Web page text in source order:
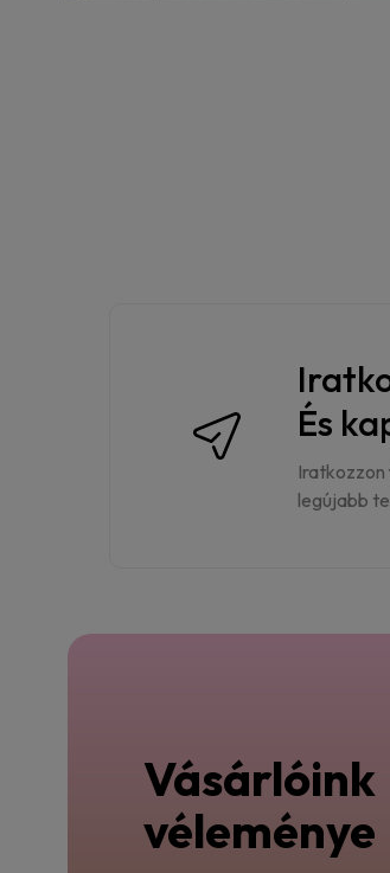
És
Iratkozzon
legújabb
Vásárlóink
véleménye